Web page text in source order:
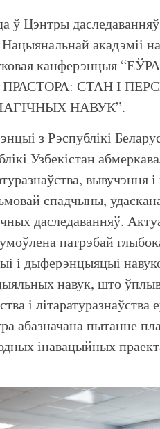
ў Цэнтры
акадэміі
канферэнцыя
СТАН І
НАВУК”.
з Рэспублікі
Узбекістан
вывучэння
спадчыны,
даследаванняў.
патрэбай
і дыферэнцыяцыі
навук, што
і літаратуразнаўства
абазначана пытанне
інавацыйных